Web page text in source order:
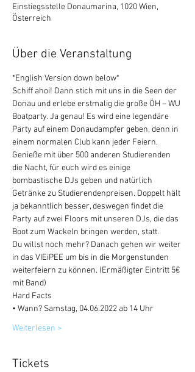
Einstiegsstelle Donaumarina, 1020 Wien,
Österreich
Über die Veranstaltung
*English Version down below*
Schiff ahoi! Dann stich mit uns in die Seen der
Donau und erlebe erstmalig die große ÖH – WU
Boatparty. Ja genau! Es wird eine legendäre
Party auf einem Donaudampfer geben, denn in
einem normalen Club kann jeder Feiern.
Genieße mit über 500 anderen Studierenden
die Nacht, für euch wird es einige
bombastische DJs geben und natürlich
Getränke zu Studierendenpreisen. Doppelt hält
ja bekanntlich besser, deswegen findet die
Party auf zwei Floors mit unseren DJs, die das
Boot zum Wackeln bringen werden, statt.
Du willst noch mehr? Danach gehen wir weiter
in das VIEiPEE um bis in die Morgenstunden
weiterfeiern zu können. (Ermäßigter Eintritt 5€
mit Band)
Hard Facts
• Wann? Samstag, 04.06.2022 ab 14 Uhr
Weiterlesen >
Tickets